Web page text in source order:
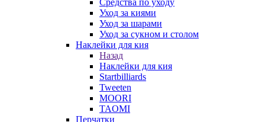
Средства по уходу
Уход за киями
Уход за шарами
Уход за сукном и столом
Наклейки для кия
Назад
Наклейки для кия
Startbilliards
Tweeten
MOORI
TAOMI
Перчатки